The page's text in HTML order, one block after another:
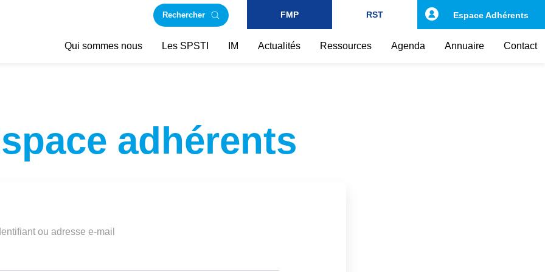
Rechercher FMP RST
Qui sommes nous Les SPSTI IM Actualités Ressources Agenda Annuaire Contact
Espace Adhérents
adhérents
ou adresse e-mail